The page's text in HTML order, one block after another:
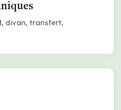
divan, transfert,